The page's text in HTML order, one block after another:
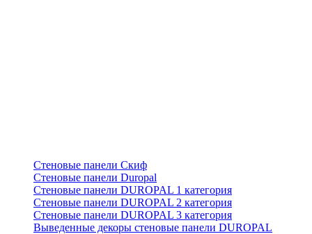
Стеновые панели Скиф
Стеновые панели Duropal
Стеновые панели DUROPAL 1 категория
Стеновые панели DUROPAL 2 категория
Стеновые панели DUROPAL 3 категория
Выведенные декоры стеновые панели DUROPAL